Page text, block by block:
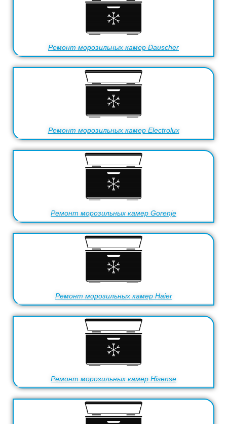
Ремонт морозильных камер Dauscher
Ремонт морозильных камер Electrolux
Ремонт морозильных камер Gorenje
Ремонт морозильных камер Haier
Ремонт морозильных камер Hisense